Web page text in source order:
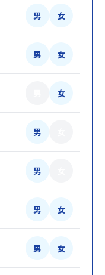
男 女
男 女
女
男
男
男 女
男 女